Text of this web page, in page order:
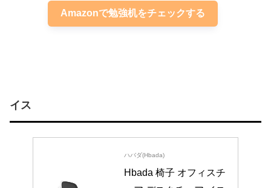
Amazonで勉強机をチェックする
イス
ハバダ(Hbada)
Hbada 椅子 オフィスチ